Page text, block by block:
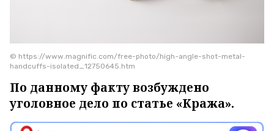
© https://www.magnific.com/free-photo/high-angle-shot-metal-
handcuffs-isolated_12750645.htm
По данному факту возбуждено
уголовное дело по статье «Кража».